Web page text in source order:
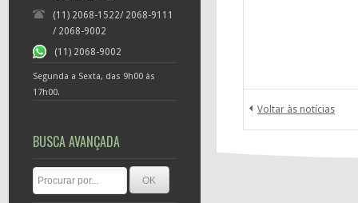
(11) 2068-1522/ 2068-9111
/ 2068-9002
(11) 2068-9002
Segunda a Sexta, das 9h00 às
17h00.
BUSCA AVANÇADA
Voltar às notícias